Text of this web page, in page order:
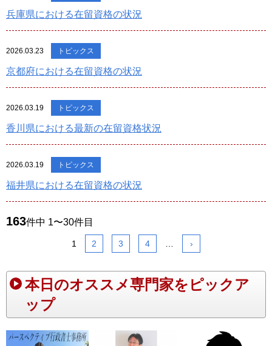
兵庫県における在留資格の状況
2026.03.23 トピックス
京都府における在留資格の状況
2026.03.19 トピックス
香川県における最新の在留資格状況
2026.03.19 トピックス
福井県における在留資格の状況
163件中 1〜30件目
1 2 3 4 ›
本日のオススメ専門家をピックア
ップ